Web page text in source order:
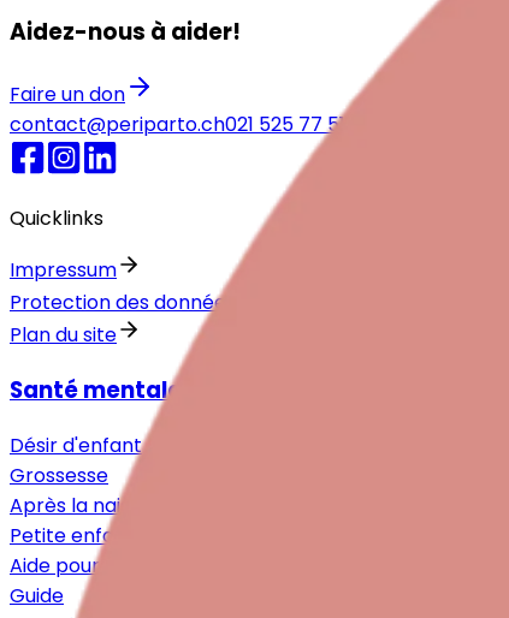
Aidez-nous à aider!
Faire un don
contact@periparto.ch021 525 77 51
Quicklinks
Impressum
Protection des données
Plan du site
Santé mentale autour de la naissance
Désir d'enfant
Grossesse
Après la naissance
Petite enfance
Aide pour les proches
Guide